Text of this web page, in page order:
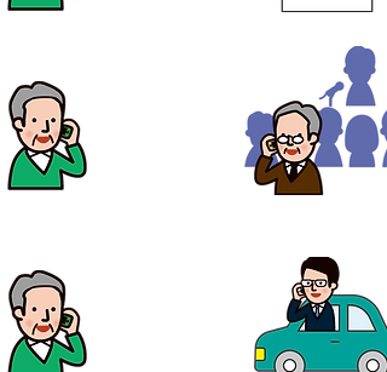
​電話が受けれる！